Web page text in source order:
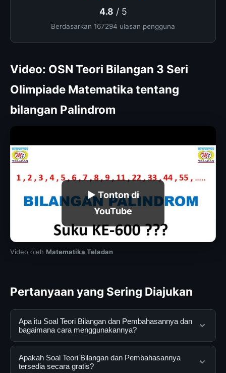
4.8 / 5
Berdasarkan 167294 ulasan pengguna
Video: OSN Teori Bilangan 3 Seri
Olimpiade Matematika tentang
bilangan Palindrom
▶ Tonton di
YouTube
Video oleh Matematika Teladan
Pertanyaan yang Sering Diajukan
Apa itu Soal Teori Bilangan dan Pembahasannya dan
bagaimana cara menggunakannya?
Soal Teori Bilangan dan Pembahasannya adalah
layanan digital yang dirancang untuk membantu
Apakah Soal Teori Bilangan dan Pembahasannya
tersedia secara gratis?